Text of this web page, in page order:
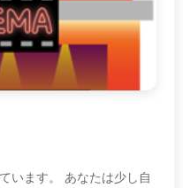
なたは少し自